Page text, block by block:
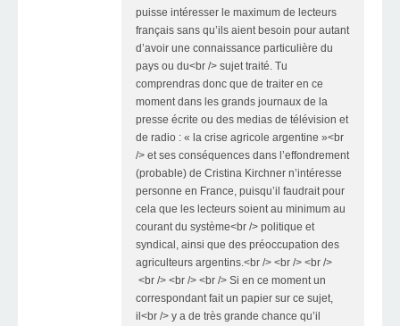
puisse intéresser le maximum de lecteurs
français sans qu’ils aient besoin pour autant
d’avoir une connaissance particulière du
pays ou du<br /> sujet traité. Tu
comprendras donc que de traiter en ce
moment dans les grands journaux de la
presse écrite ou des medias de télévision et
de radio : « la crise agricole argentine »<br
/> et ses conséquences dans l’effondrement
(probable) de Cristina Kirchner n’intéresse
personne en France, puisqu’il faudrait pour
cela que les lecteurs soient au minimum au
courant du système<br /> politique et
syndical, ainsi que des préoccupation des
agriculteurs argentins.<br /> <br /> <br />
<br /> <br /> <br /> Si en ce moment un
correspondant fait un papier sur ce sujet,
il<br /> y a de très grande chance qu’il